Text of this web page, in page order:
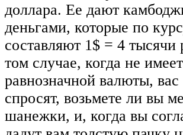
доллара. Ее дают
деньгами, которые по
составляют 1$ = 4 тысячи
том случае, когда не
равнозначной валюты, вас
спросят, возьмете ли вы
шанежки, и, когда вы